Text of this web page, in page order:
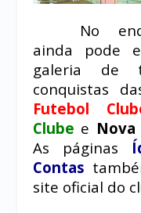
No
ainda pode
galeria de
conquistas
Futebol
Clube e
As páginas
Contas
site oficial do